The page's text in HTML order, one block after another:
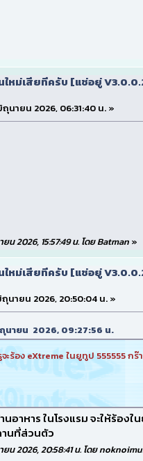
ใหม่เสียทีครับ [แช่อยู่
นายน 2026, 06:31:40 น. »
น 2026, 15:57:49 น. โดย Batman »
ใหม่เสียทีครับ [แช่อยู่
นายน 2026, 20:50:04 น. »
นายน 2026, 09:27:56 น.
ะร้อง eXtreme ในยูทูป 555555 ก
นอาหาร ในโรงแรม จะให้ร้อ
นที่ส่วนตัว
น 2026, 20:58:41 น. โดย